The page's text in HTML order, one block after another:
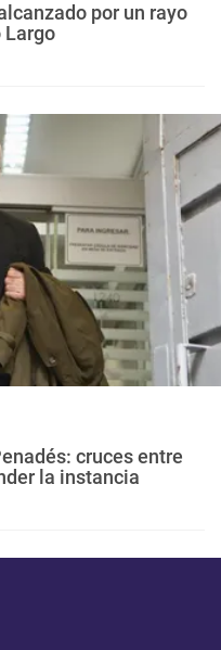
por un rayo
Largo
cruces entre
la instancia